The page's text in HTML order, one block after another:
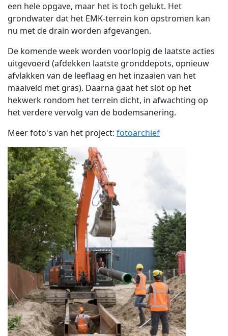
een hele opgave, maar het is toch gelukt. Het
grondwater dat het EMK-terrein kon opstromen kan
nu met de drain worden afgevangen.
De komende week worden voorlopig de laatste acties
uitgevoerd (afdekken laatste gronddepots, opnieuw
afvlakken van de leeflaag en het inzaaien van het
maaiveld met gras). Daarna gaat het slot op het
hekwerk rondom het terrein dicht, in afwachting op
het verdere vervolg van de bodemsanering.
Meer foto's van het project: fotoarchief